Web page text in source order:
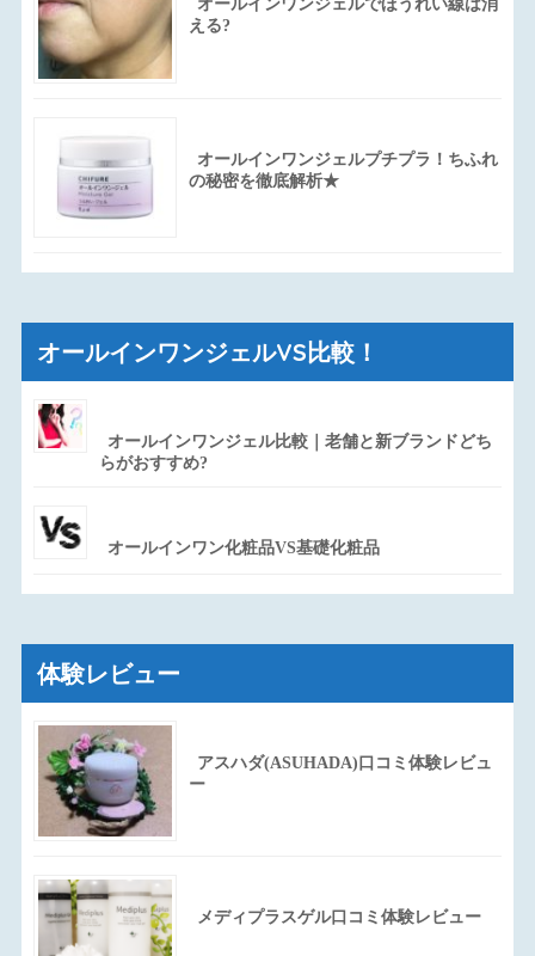
オールインワンジェルでほうれい線は消
える?
オールインワンジェルプチプラ！ちふれ
の秘密を徹底解析★
オールインワンジェルVS比較！
オールインワンジェル比較｜老舗と新ブランドどち
らがおすすめ?
オールインワン化粧品VS基礎化粧品
体験レビュー
アスハダ(ASUHADA)口コミ体験レビュ
ー
メディプラスゲル口コミ体験レビュー